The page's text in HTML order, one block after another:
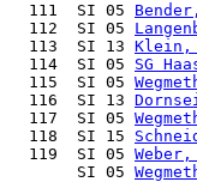
  111  SI 05
  112  SI 05
  113  SI 13
Klein,
  114  SI 05
SG
  115  SI 05
  116  SI 13
  117  SI 05
  118  SI 15
  119  SI 05
       SI 05